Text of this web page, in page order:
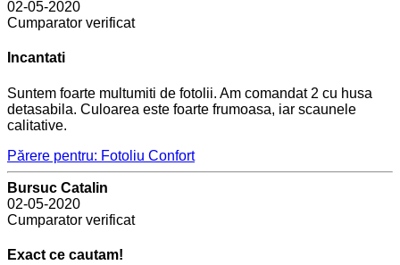
02-05-2020
Cumparator verificat
Incantati
Suntem foarte multumiti de fotolii. Am comandat 2 cu husa
detasabila. Culoarea este foarte frumoasa, iar scaunele
calitative.
Părere pentru: Fotoliu Confort
Bursuc Catalin
02-05-2020
Cumparator verificat
Exact ce cautam!